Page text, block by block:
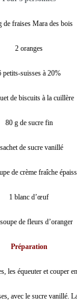
de fraises Mara des bois
2 oranges
petits-suisses à 20%
de biscuits à la cuillère
80 g de sucre fin
de sucre vanillé
de crème fraîche
1 blanc d’œuf
de fleurs d’oranger
Préparation
les équeuter et couper
avec le sucre vanillé.